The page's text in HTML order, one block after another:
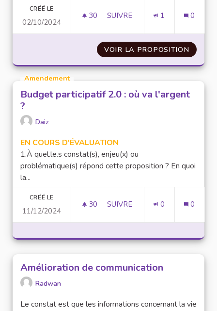
CRÉÉ LE
02/10/2024
30 30 ABONNÉS
SUIVRE 1 0
VOIR LA PROPOSITION PLAN
Amendement
Budget participatif 2.0 : où va l'argent
?
Daiz
EN COURS D'ÉVALUATION
1.À quel.le.s constat(s), enjeu(x) ou
problématique(s) répond cette proposition ? En quoi
la...
CRÉÉ LE
11/12/2024
30 30 ABONNÉS
SUIVRE 0 0
Amélioration de communication
Radwan
Le constat est que les informations concernant la vie